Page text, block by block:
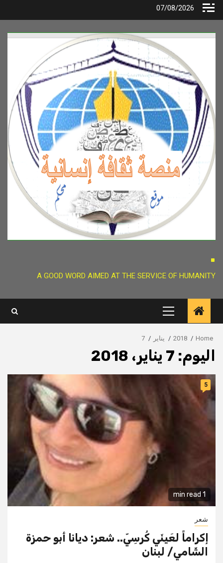
Skip
07/08/2026
.
A GOOD WORD AIMED AT THE SERVICE OF HUMANITY
Primary
Menu
Home
2018 يناير 7
اليوم: 7 يناير، 2018
1 min read
5
شعر
إكراماً لعَينَي كُرسِيّ.. شعر: ديانا أبو حمزة
الشّامي/ لبنان